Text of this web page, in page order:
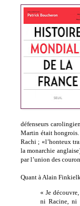
défenseurs
Martin était
Rachi ; «l’honteux
la monarchie
par l’union des
Quant à Alain
« Je
ni Racine, ni